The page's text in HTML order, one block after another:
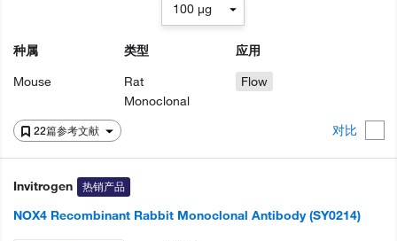
22篇参考文献 对比
种属
Mouse
类型
Rat
Monoclonal
应用
Flow
100 µg
Invitrogen 热销产品
NOX4 Recombinant Rabbit Monoclonal Antibody (SY0214)